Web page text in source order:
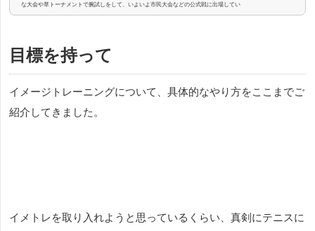
な大会や草トーナメントで腕試しをして、いよいよ市民大会などの公式戦に出場してい
こうとしている方。今すでに大会に出場していてまだ結果を出し切れていない方。大会
初戦が苦手でペースがつかめな...
目標を持って
イメージトレーニングについて、具体的なやり方をここまでご
紹介してきました。
イメトレを取り入れようと思っているくらい、真剣にテニスに